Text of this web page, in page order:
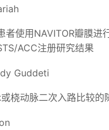
者使用NAVITOR瓣膜进
ACC注册研究结果
Guddeti
桡动脉二次入路比较的